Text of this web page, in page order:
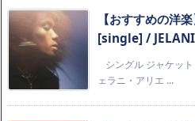
【おすすめの洋
[single] /
シングル ジャケッ
ェラニ・アリエ ...